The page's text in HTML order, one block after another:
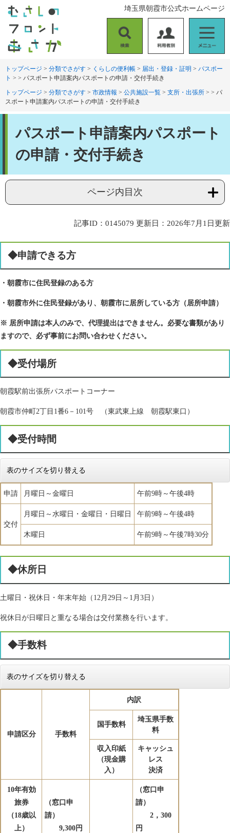
本
文
索
用
者
別
ニ
ュ
埼玉県朝霞市公式ホームページ
トップページ > 分類でさがす > くらしの便利帳 > 届出・登録・証明 > パスポー
ト > > パスポート申請案内パスポートの申請・交付手続き
トップページ > 分類でさがす > 市政情報 > 公共施設一覧 > 支所・出張所 > > パ
スポート申請案内パスポートの申請・交付手続き
パスポート申請案内パスポート
の申請・交付手続き
ページ内目次
記事ID：0145079 更新日：2026年7月1日更新
◆申請できる方
・ 朝霞市に住民登録のある方
・朝霞市外に住民登録があり、朝霞市に居所している方（居所申請）
※ 居所申請は本人のみで、代理提出はできません。必要な書類があり
ますので、必ず事前にお問い合わせください。
◆受付場所
朝霞駅前出張所パスポートコーナー
朝霞市仲町2丁目1番6－101号 （東武東上線 朝霞駅東口）
◆受付時間
表のサイズを切り替える
申請 月曜日～金曜日 午前9時～午後4時
交付
月曜日～水曜日・金曜日・日曜日 午前9時～午後4時
木曜日 午前9時～午後7時30分
◆休所日
土曜日・祝休日・年末年始（12月29日～1月3日）
祝休日が日曜日と重なる場合は交付業務を行います。
◆手数料
表のサイズを切り替える
申請区分 手数料
内訳
国手数料​
埼玉県手数
料​​
収入印紙
（現金購
入）
キャッシュ
レス
決済
10年有効
旅券
（18歳以
上）
（窓口申
請）
9,300円
（窓口申
請）
2，300
円